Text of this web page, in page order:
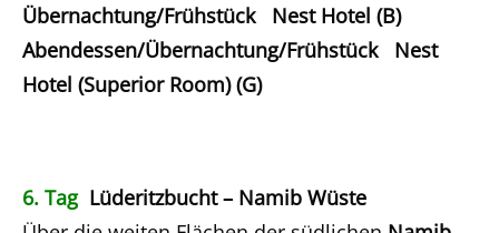
Übernachtung/Frühstück Nest Hotel (B)
Abendessen/Übernachtung/Frühstück Nest
Hotel (Superior Room) (G)
6. TagLüderitzbucht – Namib Wüste